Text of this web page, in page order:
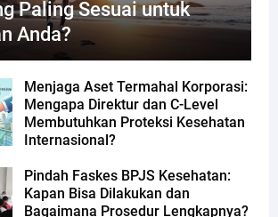
Paling Sesuai untuk
Anda?
Menjaga Aset Termahal Korporasi:
Mengapa Direktur dan C-Level
Membutuhkan Proteksi Kesehatan
Internasional?
Pindah Faskes BPJS Kesehatan:
Kapan Bisa Dilakukan dan
Bagaimana Prosedur Lengkapnya?